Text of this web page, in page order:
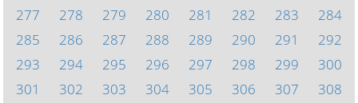
277
278 279 280 281 282 283
284
285
286 287 288 289 290 291
292
293
294 295 296 297 298 299
300
301
302 303 304 305 306 307
308